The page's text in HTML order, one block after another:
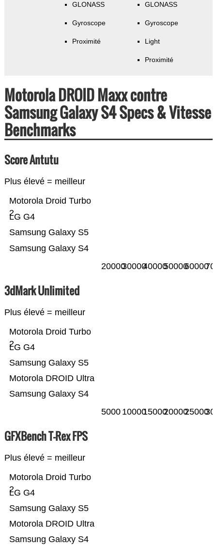
GLONASS
Gyroscope
Proximité
GLONASS
Gyroscope
Light
Proximité
Motorola DROID Maxx contre
Samsung Galaxy S4 Specs & Vitesse
Benchmarks
Score Antutu
Plus élevé = meilleur
Samsung Galaxy S4
Samsung Galaxy S5
LG G4
Motorola Droid Turbo
2
2000030000400005000060000
3dMark Unlimited
Plus élevé = meilleur
Samsung Galaxy S4
Motorola DROID Ultra
Samsung Galaxy S5
LG G4
Motorola Droid Turbo
2
5000 10000150002000025000
GFXBench T-Rex FPS
Plus élevé = meilleur
Samsung Galaxy S4
Motorola DROID Ultra
Samsung Galaxy S5
LG G4
Motorola Droid Turbo
2